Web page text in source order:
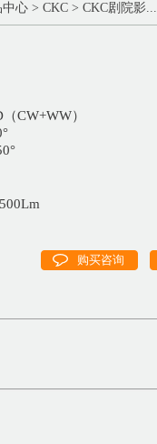
中心 > CKC > CKC剧院影...
CW+WW）
购买咨询